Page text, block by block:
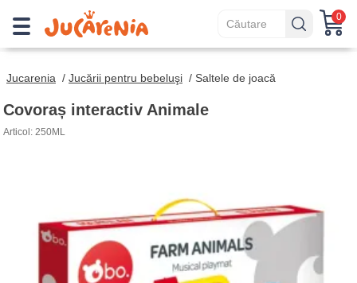
0
Jucarenia / Jucării pentru bebeluşi / Saltele de joacă
Covoraș interactiv Animale
Articol: 250ML